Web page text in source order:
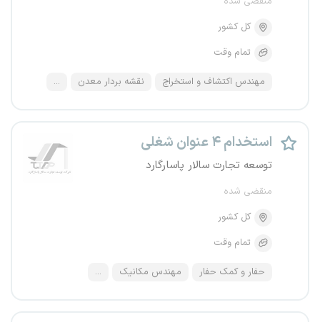
کل کشور
تمام وقت
مهندس اکتشاف و استخراج نقشه بردار معدن ...
استخدام ۴ عنوان شغلی
توسعه تجارت سالار پاسارگارد
منقضی شده
کل کشور
تمام وقت
حفار و کمک حفار مهندس مکانیک ...